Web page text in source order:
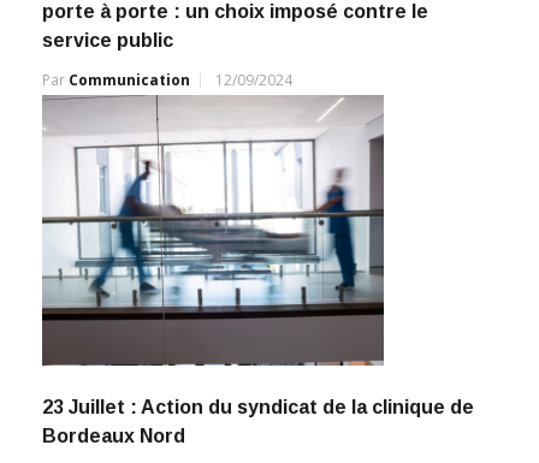
porte à porte : un choix imposé contre le
service public
Par Communication 12/09/2024
23 Juillet : Action du syndicat de la clinique de
Bordeaux Nord